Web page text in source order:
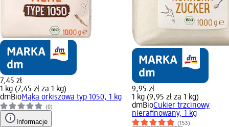
7,45 zł
1 kg (7,45 zł za 1 kg)
dmBioMąka orkiszowa typ 1050, 1 kg
(0)
Informacje
9,95 zł
1 kg (9,95 zł za 1 kg)
dmBioCukier trzcinowy
nierafinowany, 1 kg
(153)